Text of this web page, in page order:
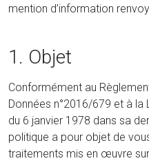
mention d’information
1. Objet
Conformément au
Données n°2016/679 et à
du 6 janvier 1978 dans sa
politique a pour objet de
traitements mis en œuvre